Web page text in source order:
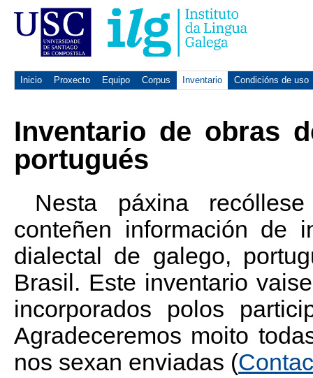
Inicio Proxecto Equipo Corpus Inventario Condicións de uso
Inventario de obras
portugués
Nesta páxina
conteñen información de
dialectal de galego,
Brasil. Este inventario
incorporados polos
Agradeceremos moito
nos sexan enviadas (